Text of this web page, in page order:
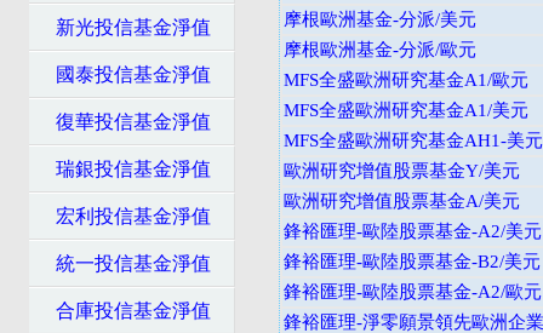
新光投信基金淨值
國泰投信基金淨值
復華投信基金淨值
瑞銀投信基金淨值
宏利投信基金淨值
統一投信基金淨值
合庫投信基金淨值
摩根歐洲基金-分派/美元
摩根歐洲基金-分派/歐元
MFS全盛歐洲研究基金A1/歐元
MFS全盛歐洲研究基金A1/美元
MFS全盛歐洲研究基金AH1-美
歐洲研究增值股票基金Y/美元
歐洲研究增值股票基金A/美元
鋒裕匯理-歐陸股票基金-A2/美元
鋒裕匯理-歐陸股票基金-B2/美元
鋒裕匯理-歐陸股票基金-A2/歐元
鋒裕匯理-淨零願景領先歐洲企